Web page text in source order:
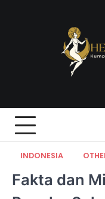
INDONESIA
Fakta dan